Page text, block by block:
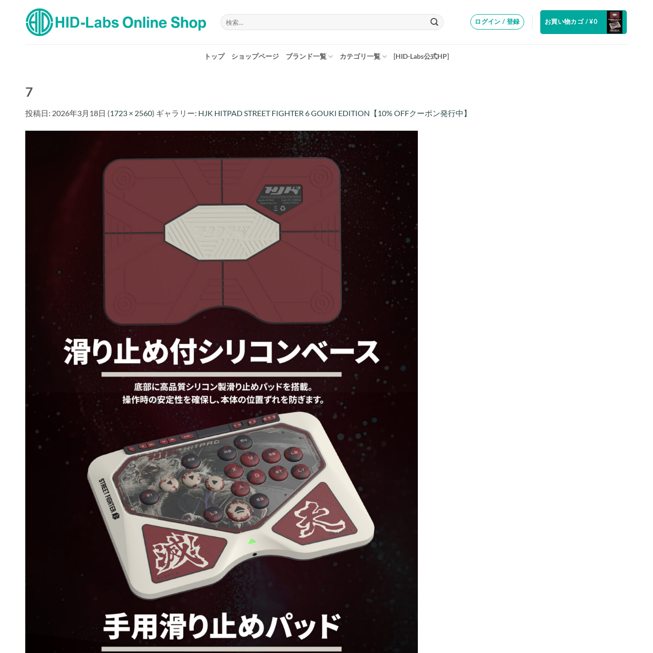
検
索
ログイン / 登録 お買い物カゴ /¥0
トップ ショップページ ブランド一覧 カテゴリ一覧 [HID-Labs公式HP]
7
投稿日: 2026年3月18日 (1723 × 2560) ギャラリー: HJK HITPAD STREET FIGHTER 6 GOUKI EDITION【10% OFFクーポン発行中】